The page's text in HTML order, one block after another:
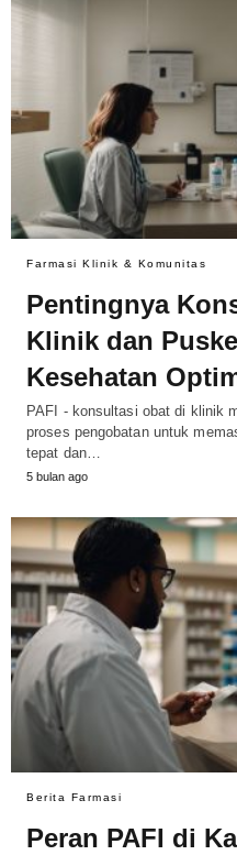
Farmasi Klinik & Komunitas
Pentingnya
Klinik dan
Kesehatan
PAFI - konsultasi obat di klinik
proses pengobatan untuk
tepat dan…
5 bulan ago
Berita Farmasi
Peran PAFI di